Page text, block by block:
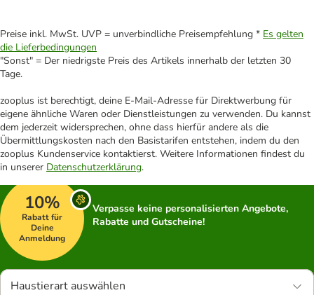
Preise inkl. MwSt. UVP = unverbindliche Preisempfehlung * Es gelten
die Lieferbedingungen
"Sonst" = Der niedrigste Preis des Artikels innerhalb der letzten 30
Tage.
zooplus ist berechtigt, deine E-Mail-Adresse für Direktwerbung für
eigene ähnliche Waren oder Dienstleistungen zu verwenden. Du kannst
dem jederzeit widersprechen, ohne dass hierfür andere als die
Übermittlungskosten nach den Basistarifen entstehen, indem du den
zooplus Kundenservice kontaktierst. Weitere Informationen findest du
in unserer Datenschutzerklärung.
10%
Rabatt für
Deine
Anmeldung
Verpasse keine personalisierten Angebote,
Rabatte und Gutscheine!
Haustierart auswählen